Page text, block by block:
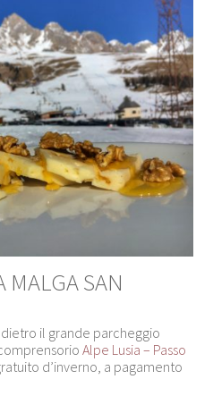
MALGA SAN
il grande parcheggio
Alpe Lusia – Passo
d’inverno, a pagamento